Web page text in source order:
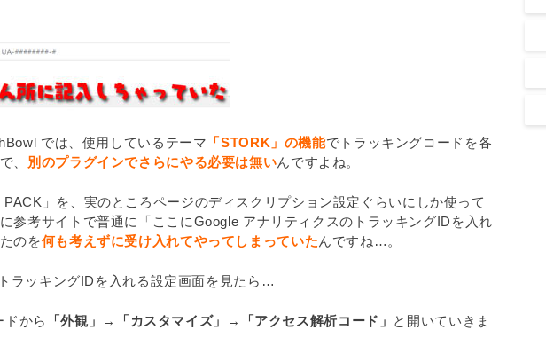
では、使用しているテーマ 「STORK」の機能でトラッキングコードを各
、 別のプラグインでさらにやる必要は無いんですよね。
」を、実のところページのディスクリプション設定ぐらいにしか使って
参考サイトで普通に「ここにGoogle アナリティクスのトラッキングIDを入れ
のを何も考えずに受け入れてやってしまっていたんですね…。
ラッキングIDを入れる設定画面を見たら…
から 「外観」→「カスタマイズ」→「アクセス解析コード」 と開いていきま